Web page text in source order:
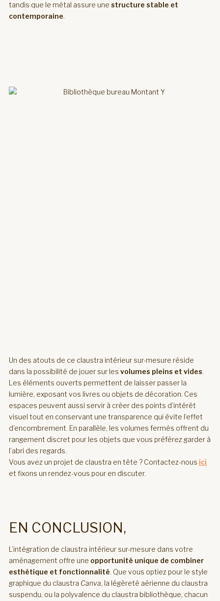
tandis que le métal assure une structure stable et
contemporaine.
Un des atouts de ce claustra intérieur sur-mesure réside
dans la possibilité de jouer sur les volumes pleins et vides.
Les éléments ouverts permettent de laisser passer la
lumière, exposant vos livres ou objets de décoration. Ces
espaces peuvent aussi servir à créer des points d’intérêt
visuel tout en conservant une transparence qui évite l’effet
d’encombrement. En parallèle, les volumes fermés offrent du
rangement discret pour les objets que vous préférez garder à
l’abri des regards.
Vous avez un projet de claustra en tête ? Contactez-nous ici
et fixons un rendez-vous pour en discuter.
EN CONCLUSION,
L’intégration de claustra intérieur sur-mesure dans votre
aménagement offre une opportunité unique de combiner
esthétique et fonctionnalité. Que vous optiez pour le style
graphique du claustra Canva, la légèreté aérienne du claustra
suspendu, ou la polyvalence du claustra bibliothèque, chacun